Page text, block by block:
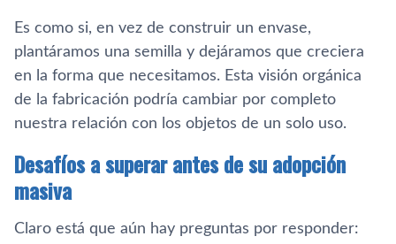
Es como si, en vez de construir un envase,
plantáramos una semilla y dejáramos que creciera
en la forma que necesitamos. Esta visión orgánica
de la fabricación podría cambiar por completo
nuestra relación con los objetos de un solo uso.
Desafíos a superar antes de su adopción
masiva
Claro está que aún hay preguntas por responder: